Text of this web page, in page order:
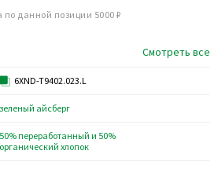
Смотреть все
6XND-T9402.023.L
зеленый айсберг
50% переработанный и 50%
органический хлопок
данной позиции 5000 ₽